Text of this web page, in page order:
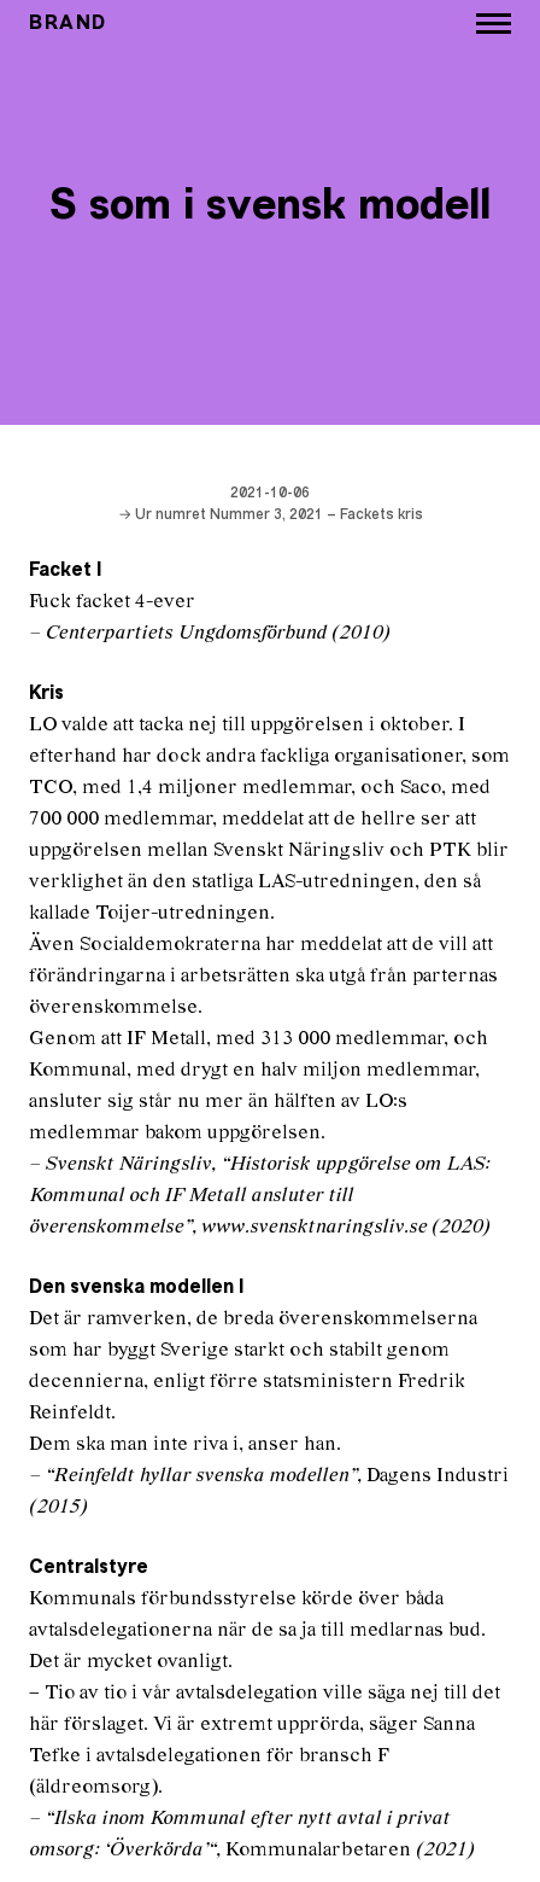
BRAND
S som i svensk modell
2021-10-06
→ Ur numret Nummer 3, 2021 – Fackets kris
Facket I
Fuck facket 4-ever
– Centerpartiets Ungdomsförbund (2010)
Kris
LO valde att tacka nej till uppgörelsen i oktober. I
efterhand har dock andra fackliga organisationer, som
TCO, med 1,4 miljoner medlemmar, och Saco, med
700 000 medlemmar, meddelat att de hellre ser att
uppgörelsen mellan Svenskt Näringsliv och PTK blir
verklighet än den statliga LAS-utredningen, den så
kallade Toijer-utredningen.
Även Socialdemokraterna har meddelat att de vill att
förändringarna i arbetsrätten ska utgå från parternas
överenskommelse.
Genom att IF Metall, med 313 000 medlemmar, och
Kommunal, med drygt en halv miljon medlemmar,
ansluter sig står nu mer än hälften av LO:s
medlemmar bakom uppgörelsen.
– Svenskt Näringsliv, “Historisk uppgörelse om LAS:
Kommunal och IF Metall ansluter till
överenskommelse”, www.svensktnaringsliv.se (2020)
Den svenska modellen I
Det är ramverken, de breda överenskommelserna
som har byggt Sverige starkt och stabilt genom
decennierna, enligt förre statsministern Fredrik
Reinfeldt.
Dem ska man inte riva i, anser han.
– “Reinfeldt hyllar svenska modellen”, Dagens Industri
(2015)
Centralstyre
Kommunals förbundsstyrelse körde över båda
avtalsdelegationerna när de sa ja till medlarnas bud.
Det är mycket ovanligt.
– Tio av tio i vår avtalsdelegation ville säga nej till det
här förslaget. Vi är extremt upprörda, säger Sanna
Tefke i avtalsdelegationen för bransch F
(äldreomsorg).
– “Ilska inom Kommunal efter nytt avtal i privat
omsorg: ‘Överkörda’“, Kommunalarbetaren (2021)